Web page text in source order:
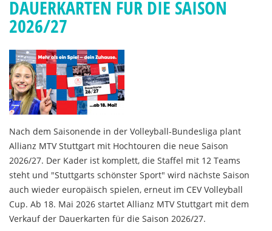
DAUERKARTEN FÜR DIE SAISON
2026/27
Nach dem Saisonende in der Volleyball-Bundesliga plant
Allianz MTV Stuttgart mit Hochtouren die neue Saison
2026/27. Der Kader ist komplett, die Staffel mit 12 Teams
steht und "Stuttgarts schönster Sport" wird nächste Saison
auch wieder europäisch spielen, erneut im CEV Volleyball
Cup. Ab 18. Mai 2026 startet Allianz MTV Stuttgart mit dem
Verkauf der Dauerkarten für die Saison 2026/27.